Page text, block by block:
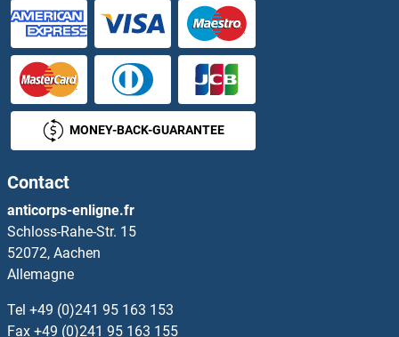
Cnpase Kits ELISA
CNPY2/MSAP Kits ELISA
CNR1 Kits ELISA
CNR2 Kits ELISA
Cnrip1 Kits ELISA
CNTF Kits ELISA
CNTF Receptor alpha Kits ELISA
CNTN2 Kits ELISA
MONEY-BACK-GUARANTEE
Contact
anticorps-enligne.fr
Schloss-Rahe-Str. 15
52072, Aachen
Allemagne
Tel +49 (0)241 95 163 153
Fax +49 (0)241 95 163 155